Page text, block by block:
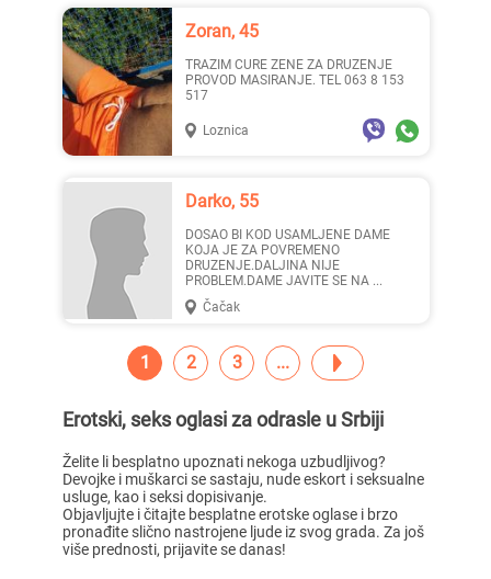
Zoran, 45
TRAZIM CURE ZENE ZA DRUZENJE
PROVOD MASIRANJE. TEL 063 8 153
517
Loznica
Darko, 55
DOSAO BI KOD USAMLJENE DAME
KOJA JE ZA POVREMENO
DRUZENJE.DALJINA NIJE
PROBLEM.DAME JAVITE SE NA ...
Čačak
1 2 3
Erotski, seks oglasi za odrasle u Srbiji
Želite li besplatno upoznati nekoga uzbudljivog?
Devojke i muškarci se sastaju, nude eskort i seksualne
usluge, kao i seksi dopisivanje.
Objavljujte i čitajte besplatne erotske oglase i brzo
pronađite slično nastrojene ljude iz svog grada. Za još
više prednosti, prijavite se danas!